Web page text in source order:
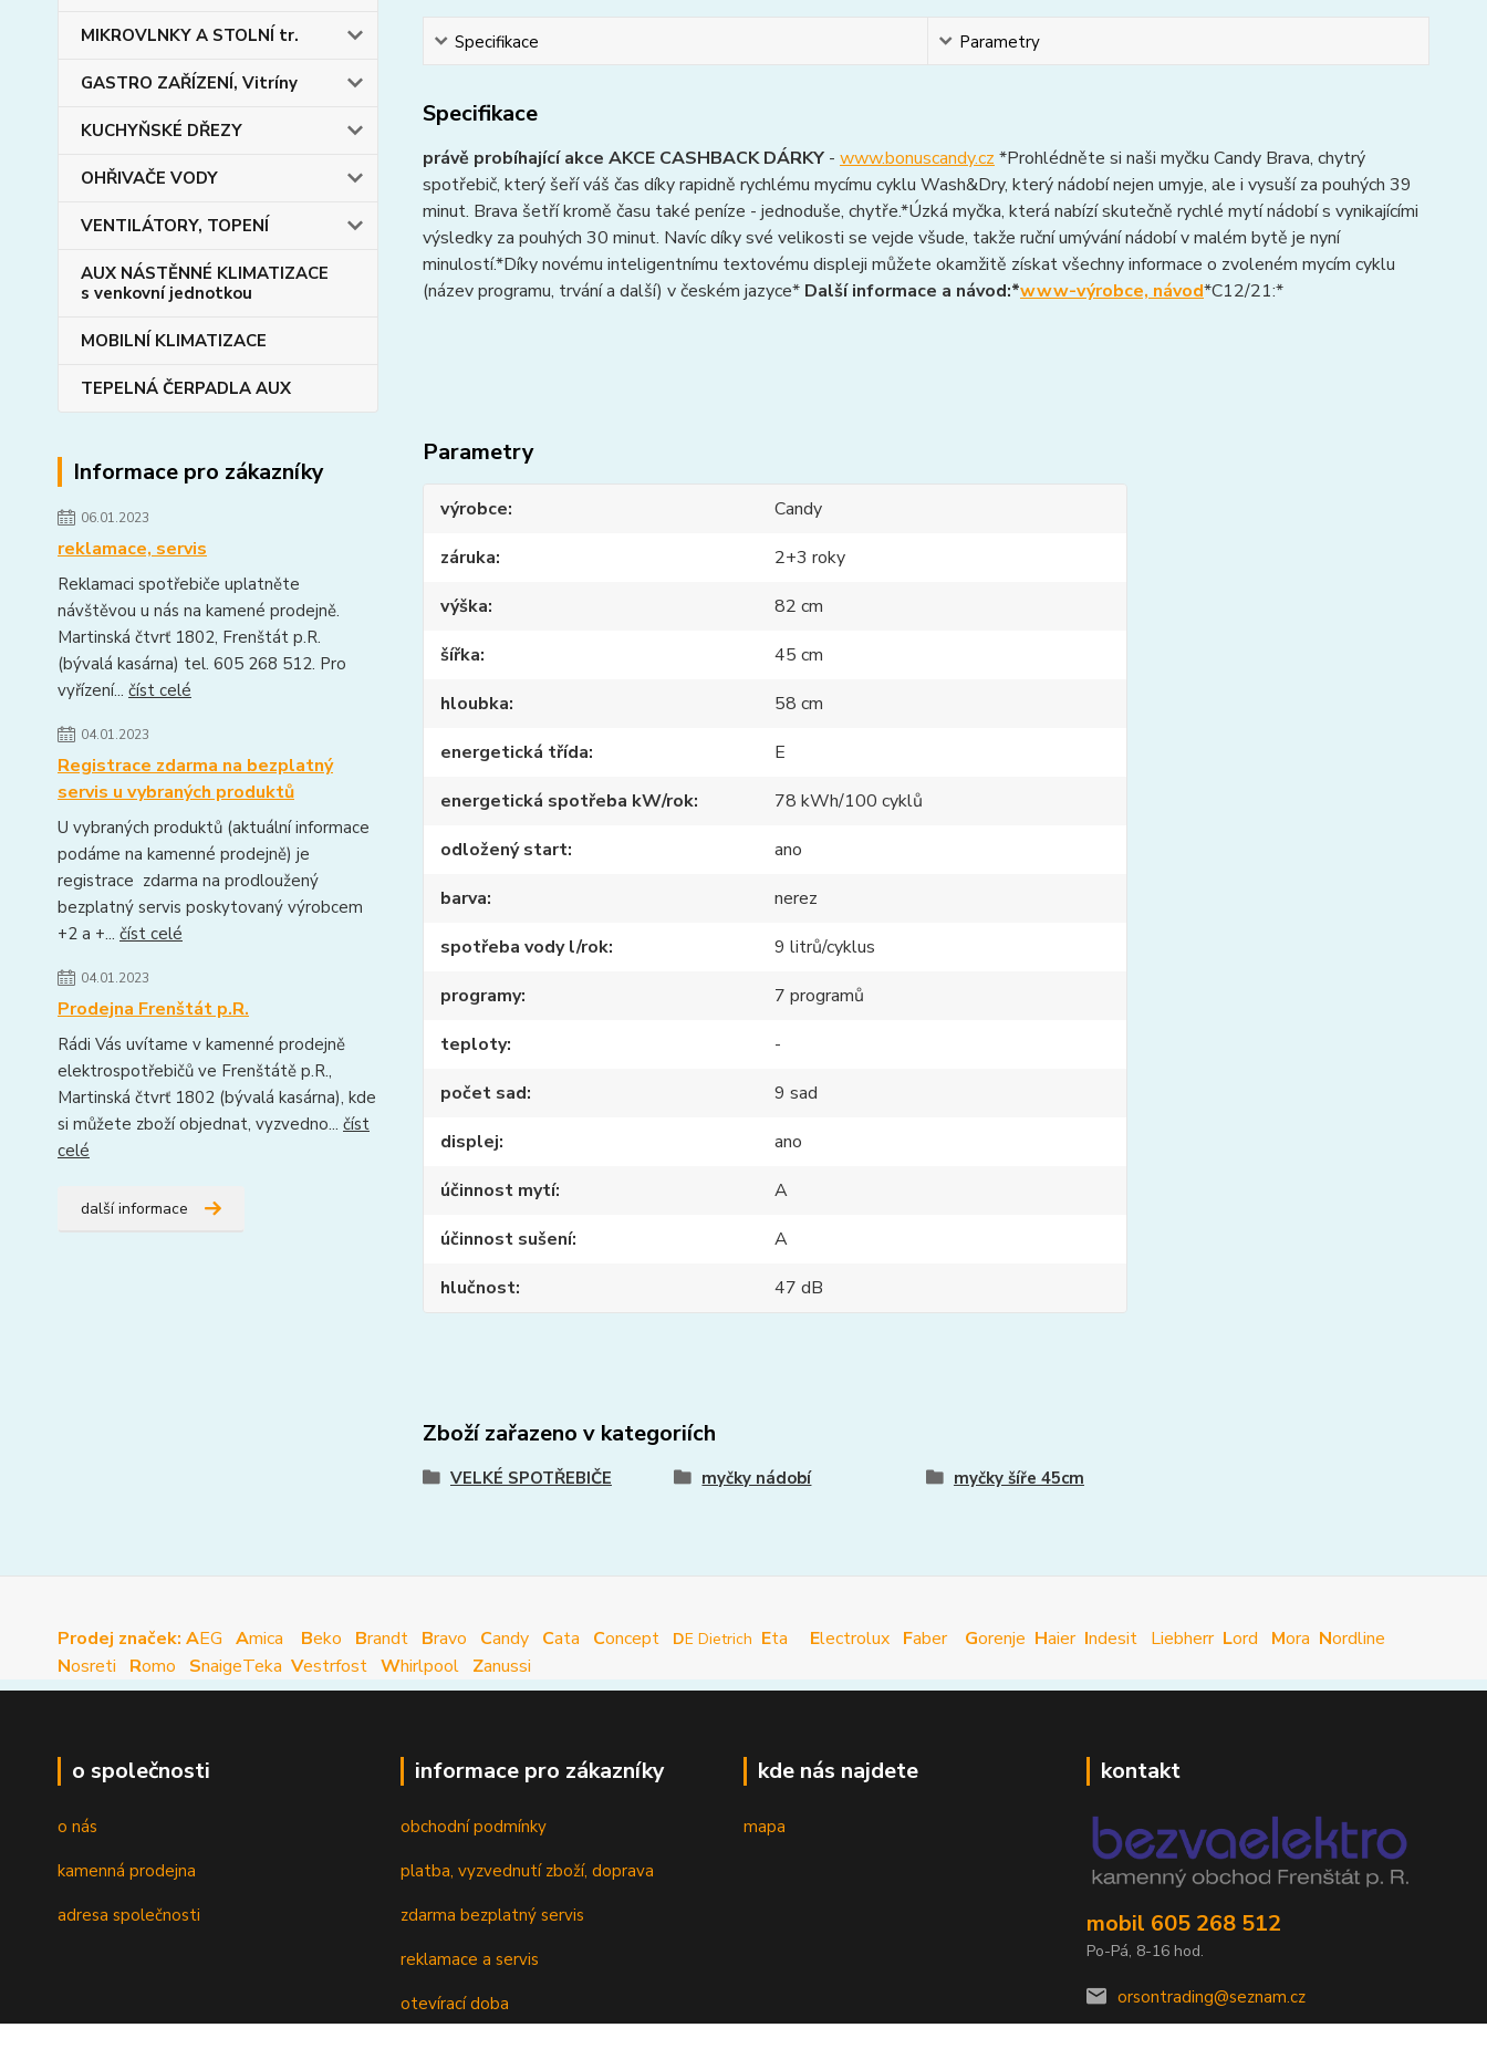
MIKROVLNKY A STOLNÍ tr.
GASTRO ZAŘÍZENÍ, Vitríny
KUCHYŇSKÉ DŘEZY
OHŘIVAČE VODY
VENTILÁTORY, TOPENÍ
AUX NÁSTĚNNÉ KLIMATIZACE
s venkovní jednotkou
MOBILNÍ KLIMATIZACE
TEPELNÁ ČERPADLA AUX
Informace pro zákazníky
06.01.2023
reklamace, servis
Reklamaci spotřebiče uplatněte
návštěvou u nás na kamené prodejně.
Martinská čtvrť 1802, Frenštát p.R.
(bývalá kasárna) tel. 605 268 512. Pro
vyřízení... číst celé
04.01.2023
Registrace zdarma na bezplatný
servis u vybraných produktů
U vybraných produktů (aktuální informace
podáme na kamenné prodejně) je
registrace zdarma na prodloužený
bezplatný servis poskytovaný výrobcem
+2 a +... číst celé
04.01.2023
Prodejna Frenštát p.R.
Rádi Vás uvítame v kamenné prodejně
elektrospotřebičů ve Frenštátě p.R.,
Martinská čtvrť 1802 (bývalá kasárna), kde
si můžete zboží objednat, vyzvedno... číst
celé
další informace
Specifikace Parametry
Specifikace
právě probíhající akce AKCE CASHBACK DÁRKY- www.bonuscandy.cz *Prohlédněte si naši myčku Candy Brava, chytrý
spotřebič, který šeří váš čas díky rapidně rychlému mycímu cyklu Wash&Dry, který nádobí nejen umyje, ale i vysuší za pouhých 39
minut. Brava šetří kromě času také peníze - jednoduše, chytře.*Úzká myčka, která nabízí skutečně rychlé mytí nádobí s vynikajícími
výsledky za pouhých 30 minut. Navíc díky své velikosti se vejde všude, takže ruční umývání nádobí v malém bytě je nyní
minulostí.*Díky novému inteligentnímu textovému displeji můžete okamžitě získat všechny informace o zvoleném mycím cyklu
(název programu, trvání a další) v českém jazyce*Další informace a návod:*www-výrobce, návod*C12/21:*
Parametry
výrobce
Candy
záruka
2+3 roky
výška
82 cm
šířka
45 cm
hloubka
58 cm
energetická třída
E
energetická spotřeba kW/rok
78 kWh/100 cyklů
odložený start
ano
barva
nerez
spotřeba vody l/rok
9 litrů/cyklus
programy
7 programů
teploty
-
počet sad
9 sad
displej
ano
účinnost mytí
A
účinnost sušení
A
hlučnost
47 dB
Zboží zařazeno v kategoriích
VELKÉ SPOTŘEBIČE myčky nádobí myčky šíře 45cm
Prodej značek: AEG Amica Beko Brandt Bravo Candy Cata Concept DE Dietrich Eta Electrolux Faber Gorenje Haier Indesit Liebherr Lord Mora Nordline
Nosreti Romo SnaigeTeka Vestrfost Whirlpool Zanussi
o společnosti
o nás
kamenná prodejna
adresa společnosti
informace pro zákazníky
obchodní podmínky
platba, vyzvednutí zboží, doprava
zdarma bezplatný servis
reklamace a servis
otevírací doba
kde nás najdete
mapa
kontakt
mobil 605 268 512
Po-Pá, 8-16 hod.
orsontrading@seznam.cz